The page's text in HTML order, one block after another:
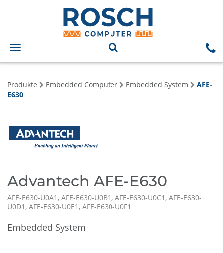
Toggle
navigation
Produkte Embedded Computer Embedded System
AFE-
E630
Advantech AFE-E630
AFE-E630-U0A1, AFE-E630-U0B1, AFE-E630-U0C1, AFE-E630-
U0D1, AFE-E630-U0E1, AFE-E630-U0F1
Embedded System